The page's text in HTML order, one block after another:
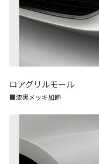
ロアグリルモール
■漆黒メッキ加飾